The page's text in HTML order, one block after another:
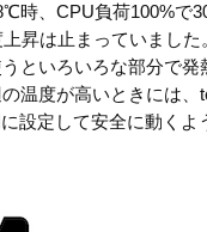
時、CPU負荷100%で
昇は止まっていました
といろいろな部分で発
温度が高いときには、
設定して安全に動くよ